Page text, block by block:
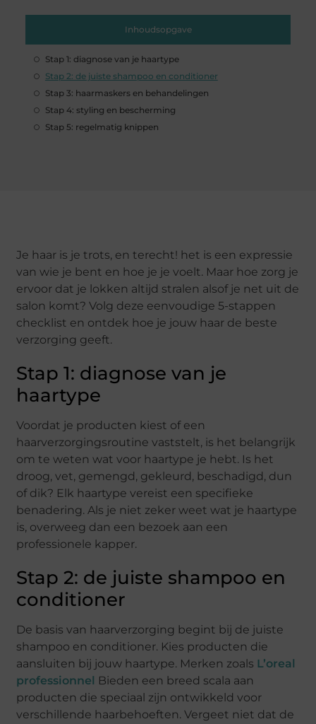
Inhoudsopgave
Stap 1: diagnose van je haartype
Stap 2: de juiste shampoo en conditioner
Stap 3: haarmaskers en behandelingen
Stap 4: styling en bescherming
Stap 5: regelmatig knippen
Je haar is je trots, en terecht! het is een expressie
van wie je bent en hoe je je voelt. Maar hoe zorg je
ervoor dat je lokken altijd stralen alsof je net uit de
salon komt? Volg deze eenvoudige 5-stappen
checklist en ontdek hoe je jouw haar de beste
verzorging geeft.
Stap 1: diagnose van je
haartype
Voordat je producten kiest of een
haarverzorgingsroutine vaststelt, is het belangrijk
om te weten wat voor haartype je hebt. Is het
droog, vet, gemengd, gekleurd, beschadigd, dun
of dik? Elk haartype vereist een specifieke
benadering. Als je niet zeker weet wat je haartype
is, overweeg dan een bezoek aan een
professionele kapper.
Stap 2: de juiste shampoo en
conditioner
De basis van haarverzorging begint bij de juiste
shampoo en conditioner. Kies producten die
aansluiten bij jouw haartype. Merken zoals L’oreal
professionnel Bieden een breed scala aan
producten die speciaal zijn ontwikkeld voor
verschillende haarbehoeften. Vergeet niet dat de